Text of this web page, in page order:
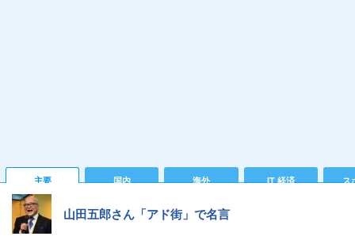
主要 国内 海外 IT 経済 ス
山田五郎さん「アド街」で名言